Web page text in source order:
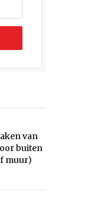
van
buiten
muur)